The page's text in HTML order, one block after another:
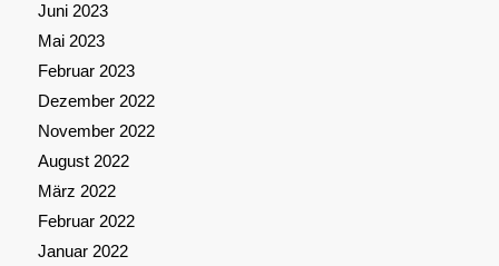
Juni 2023
Mai 2023
Februar 2023
Dezember 2022
November 2022
August 2022
März 2022
Februar 2022
Januar 2022